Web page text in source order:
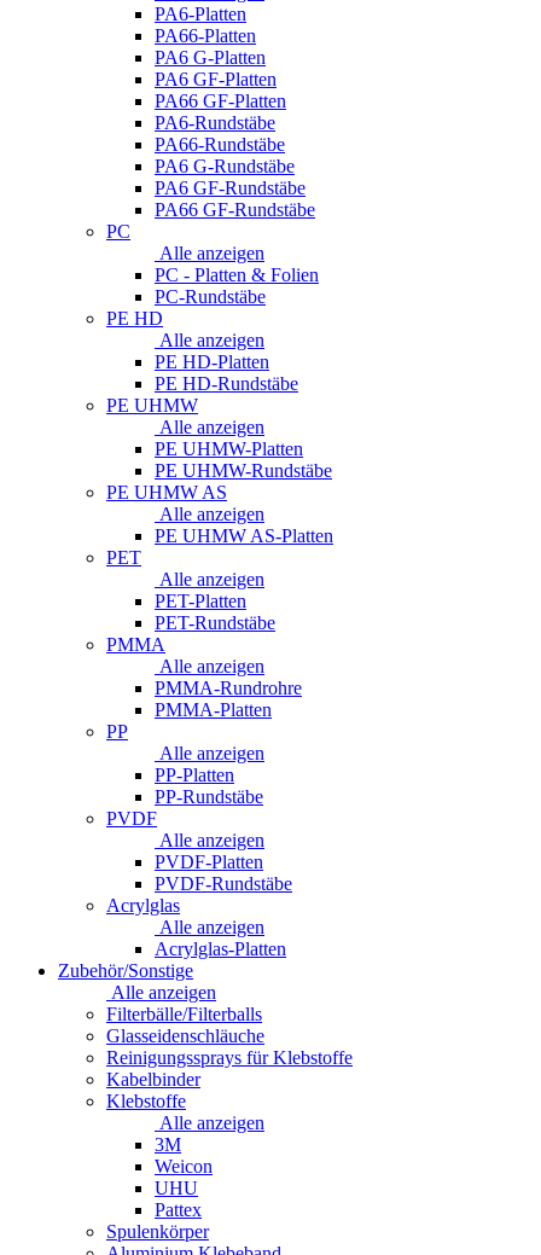
PA6-Platten
PA66-Platten
PA6 G-Platten
PA6 GF-Platten
PA66 GF-Platten
PA6-Rundstäbe
PA66-Rundstäbe
PA6 G-Rundstäbe
PA6 GF-Rundstäbe
PA66 GF-Rundstäbe
PC
Alle anzeigen
PC - Platten & Folien
PC-Rundstäbe
PE HD
Alle anzeigen
PE HD-Platten
PE HD-Rundstäbe
PE UHMW
Alle anzeigen
PE UHMW-Platten
PE UHMW-Rundstäbe
PE UHMW AS
Alle anzeigen
PE UHMW AS-Platten
PET
Alle anzeigen
PET-Platten
PET-Rundstäbe
PMMA
Alle anzeigen
PMMA-Rundrohre
PMMA-Platten
PP
Alle anzeigen
PP-Platten
PP-Rundstäbe
PVDF
Alle anzeigen
PVDF-Platten
PVDF-Rundstäbe
Acrylglas
Alle anzeigen
Acrylglas-Platten
Zubehör/Sonstige
Alle anzeigen
Filterbälle/Filterballs
Glasseidenschläuche
Reinigungssprays für Klebstoffe
Kabelbinder
Klebstoffe
Alle anzeigen
3M
Weicon
UHU
Pattex
Spulenkörper